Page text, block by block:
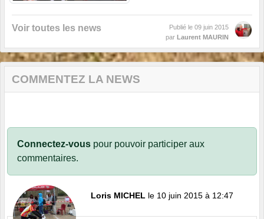
Voir toutes les news Publié le 09 juin 2015
par Laurent MAURIN
COMMENTEZ LA NEWS
Connectez-vous pour pouvoir participer aux
commentaires.
Loris MICHEL le 10 juin 2015 à 12:47